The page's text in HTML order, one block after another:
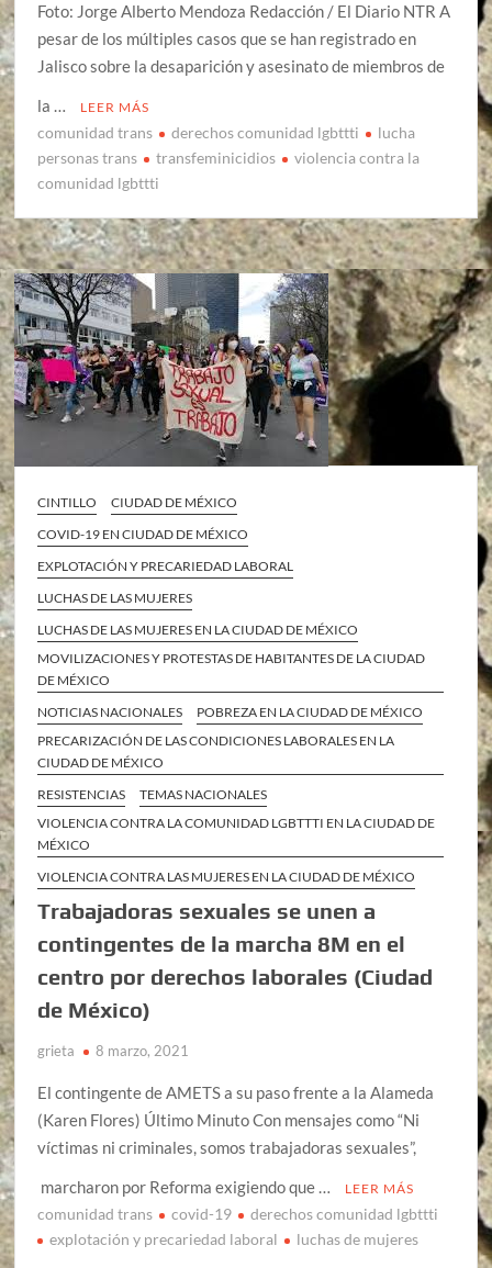
Foto: Jorge Alberto Mendoza Redacción / El Diario NTR A
pesar de los múltiples casos que se han registrado en
Jalisco sobre la desaparición y asesinato de miembros de
la …
LEER MÁS
comunidad trans derechos comunidad lgbttti
lucha
personas trans
transfeminicidios
violencia contra la
comunidad lgbttti
CINTILLO
CIUDAD DE MÉXICO
COVID-19 EN CIUDAD DE MÉXICO
EXPLOTACIÓN Y PRECARIEDAD LABORAL
LUCHAS DE LAS MUJERES
LUCHAS DE LAS MUJERES EN LA CIUDAD DE MÉXICO
MOVILIZACIONES Y PROTESTAS DE HABITANTES DE LA CIUDAD
DE MÉXICO
NOTICIAS NACIONALES
POBREZA EN LA CIUDAD DE MÉXICO
PRECARIZACIÓN DE LAS CONDICIONES LABORALES EN LA
CIUDAD DE MÉXICO
RESISTENCIAS
TEMAS NACIONALES
VIOLENCIA CONTRA LA COMUNIDAD LGBTTTI EN LA CIUDAD DE
MÉXICO
VIOLENCIA CONTRA LAS MUJERES EN LA CIUDAD DE MÉXICO
Trabajadoras sexuales se unen a
contingentes de la marcha 8M en el
centro por derechos laborales (Ciudad
de México)
grieta 8 marzo, 2021
El contingente de AMETS a su paso frente a la Alameda
(Karen Flores) Último Minuto Con mensajes como “Ni
víctimas ni criminales, somos trabajadoras sexuales”,
marcharon por Reforma exigiendo que …
LEER MÁS
comunidad trans covid-19
derechos comunidad lgbttti
explotación y precariedad laboral
luchas de mujeres